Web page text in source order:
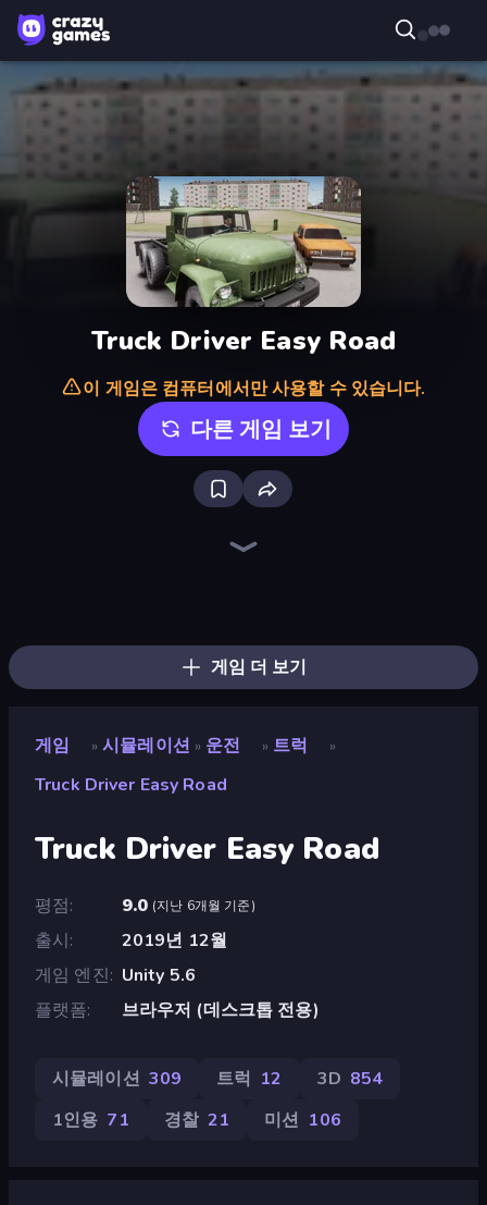
Truck Driver Easy Road
이 게임은 컴퓨터에서만 사용할 수 있습니다.
다른 게임 보기
게임 더 보기
게임 » 시뮬레이션 » 운전 » 트럭 »
Truck Driver Easy Road
Truck Driver Easy Road
평점 9.0 (지난 6개월 기준)
출시
2019년 12월
게임 엔진
Unity 5.6
플랫폼
브라우저 (데스크톱 전용)
시뮬레이션 309 트럭 12 3D 854
1인용 71 경찰 21 미션 106